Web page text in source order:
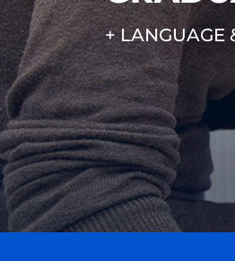
+ LANGUAGE